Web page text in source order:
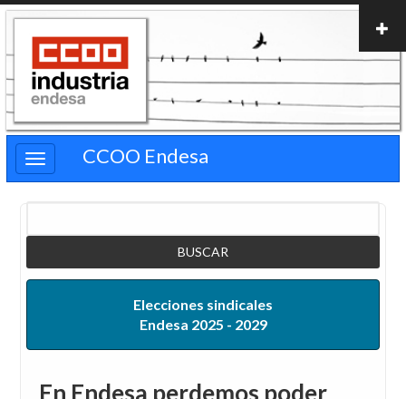
Pasar
contenido
principal
CCOO Endesa
Elecciones sindicales
Endesa 2025 - 2029
En Endesa perdemos poder